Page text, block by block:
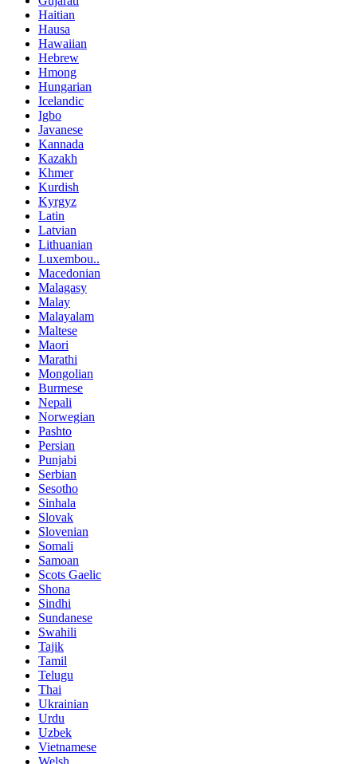
Haitian
Hausa
Hawaiian
Hebrew
Hmong
Hungarian
Icelandic
Igbo
Javanese
Kannada
Kazakh
Khmer
Kurdish
Kyrgyz
Latin
Latvian
Lithuanian
Luxembou..
Macedonian
Malagasy
Malay
Malayalam
Maltese
Maori
Marathi
Mongolian
Burmese
Nepali
Norwegian
Pashto
Persian
Punjabi
Serbian
Sesotho
Sinhala
Slovak
Slovenian
Somali
Samoan
Scots Gaelic
Shona
Sindhi
Sundanese
Swahili
Tajik
Tamil
Telugu
Thai
Ukrainian
Urdu
Uzbek
Vietnamese
Welsh